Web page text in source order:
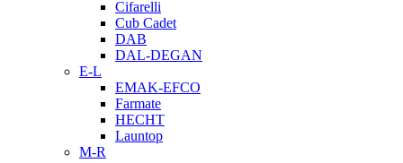
Cifarelli
Cub Cadet
DAB
DAL-DEGAN
E-L
EMAK-EFCO
Farmate
HECHT
Launtop
M-R